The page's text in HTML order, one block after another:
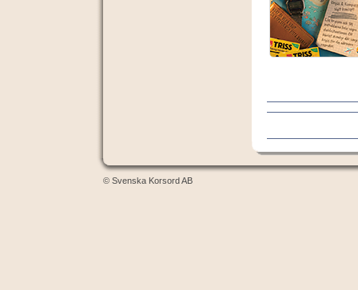
© Svenska Korsord AB